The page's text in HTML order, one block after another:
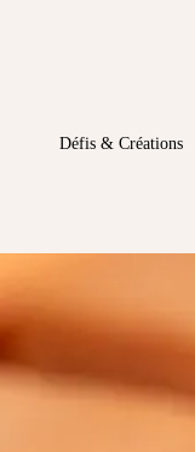
Défis & Créations